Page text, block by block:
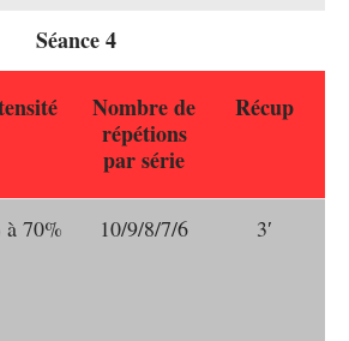
Séance 4
Nombre de
répétions
par série
Récup
à 70% 10/9/8/7/6 3′